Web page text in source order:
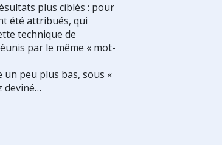
plus ciblés : pour
été attribués, qui
technique de
par le même « mot-
un peu plus bas, sous «
deviné…